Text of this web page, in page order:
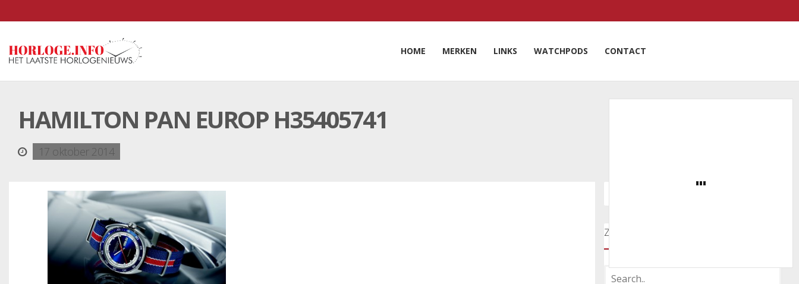
HOME MERKEN LINKS WATCHPODS CONTACT
HAMILTON PAN EUROP H35405741
17 oktober 2014
Zoeken door onze nieuwsartikelen